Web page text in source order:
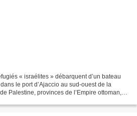
« israélites » débarquent d’un bateau
le port d’Ajaccio au sud-ouest de la
Palestine, provinces de l’Empire ottoman,